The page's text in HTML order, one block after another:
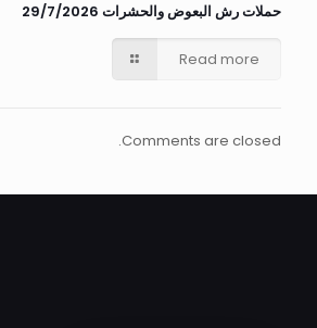
حملات رش البعوض والحشرات 29/7/2026
Read more
Comments are closed.